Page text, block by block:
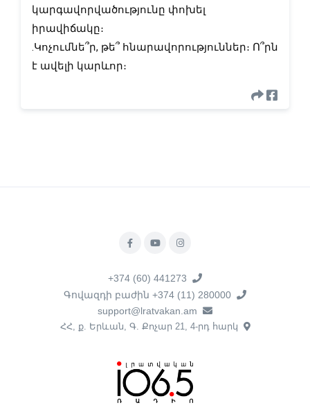
կարգավորվածությունը փոխել
իրավիճակը։
․Կոչումնե՞ր, թե՞ հնարավորություններ։ Ո՞րն
է ավելի կարևոր։
+374 (60) 441273
Գովազդի բաժին +374 (11) 280000
support@lratvakan.am
ՀՀ, ք. Երևան, Գ. Քոչար 21, 4-րդ հարկ